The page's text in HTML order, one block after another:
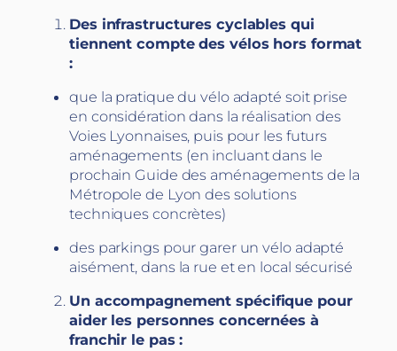
Des infrastructures cyclables qui
tiennent compte des vélos hors format
:
que la pratique du vélo adapté soit prise
en considération dans la réalisation des
Voies Lyonnaises, puis pour les futurs
aménagements (en incluant dans le
prochain Guide des aménagements de la
Métropole de Lyon des solutions
techniques concrètes)
des parkings pour garer un vélo adapté
aisément, dans la rue et en local sécurisé
Un accompagnement spécifique pour
aider les personnes concernées à
franchir le pas :